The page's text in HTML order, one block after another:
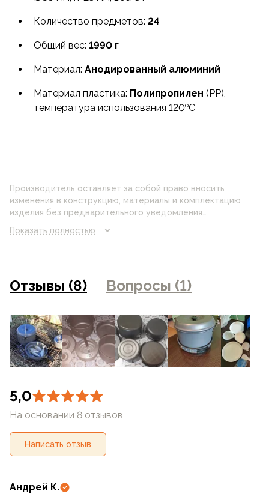
завершают комплект посуды для готовки.
Для сервировки стола предлагаются 7 плоских и 7
из полипропилена. А губка позволит вам отмывать
посуду даже в ледяной воде горных речек.
Дежурные по кухне найдут в этом наборе
Количество предметов: 24
Общий вес: 1990 г
Материал: Анодированный алюминий
Материал пластика: Полипропилен (PP),
температура использования 120oC
Производитель оставляет за собой право вносить
изменения в конструкцию, материалы и комплектацию
изделия без предварительного уведомления
отличаться от реального цвета товара, что связано с
магазинах
Показать полностью
Отзывы (8) Вопросы (1)
5,0
На основании 8 отзывов
Написать отзыв
Андрей К.